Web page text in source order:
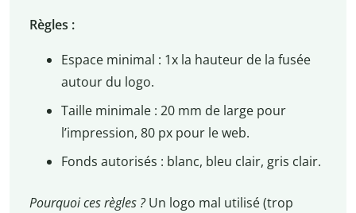
Règles :
Espace minimal : 1x la hauteur de la fusée
autour du logo.
Taille minimale : 20 mm de large pour
l’impression, 80 px pour le web.
Fonds autorisés : blanc, bleu clair, gris clair.
Pourquoi ces règles ?Un logo mal utilisé (trop